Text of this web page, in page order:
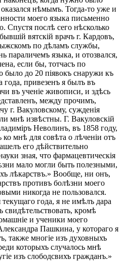
нѣмымъ. Тогда-то уже и
моего языка письменно
Спустя послѣ сего нѣсколько
вятскій врачъ г. Кардовъ,
по дѣламъ службы,
параличемъ языка, и отозвался,
если бы, тотчасъ по
было до 20 піявокъ снаружи къ
года, привезенъ я былъ въ
въ ученіе живописи, и здѣсь
между прочимъ,
г. Вакуловскому, сужденія
мнѣ извѣстны. Г. Вакуловскій
Неволинъ, въ 1858 году,
мнѣ для совѣта о лѣченіи отъ
его дѣйствительно
зная, что фармацевтическія
мало могли быть полезными,
лѣкарствъ.» Вообще, ни онъ,
противъ болѣзни моего
никогда не пользовался.
года, я не имѣлъ дара
свидѣтельствовать, кромѣ
и ученики моего
Пашкина, у котораго я
также многіе изъ духовныхъ
которыхъ случалось мнѣ
изъ слободсвихъ гражданъ.»